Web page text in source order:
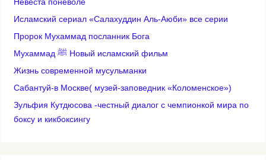
Невеста поневоле
Исламский сериал «Салахуддин Аль-Аюби» все серии
Пророк Мухаммад посланник Бога
Мухаммад ﷺ Новый исламский фильм
Жизнь современной мусульманки
Сабантуй-в Москве( музей-заповедник «Коломенское»)
Зульфия Кутдюсова -честный диалог с чемпионкой мира по
боксу и кикбоксингу